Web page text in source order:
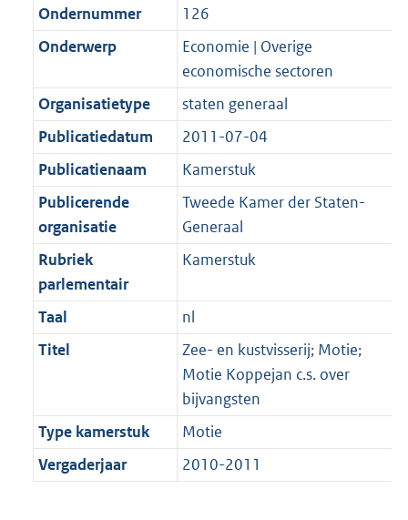
Ondernummer
126
Onderwerp
Economie | Overige
economische sectoren
Organisatietype
staten generaal
Publicatiedatum
2011-07-04
Publicatienaam
Kamerstuk
Publicerende
organisatie
Tweede Kamer der Staten-
Generaal
Rubriek
parlementair
Kamerstuk
Taal
nl
Titel
Zee- en kustvisserij; Motie;
Motie Koppejan c.s. over
bijvangsten
Type kamerstuk
Motie
Vergaderjaar
2010-2011